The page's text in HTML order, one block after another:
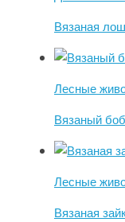
Вязаная
Лесные
Вязаный
Лесные
Вязаная